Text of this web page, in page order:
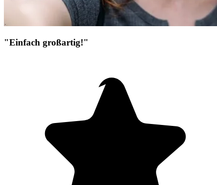
"Einfach großartig!"